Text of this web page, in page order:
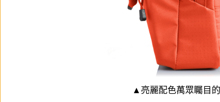
▲亮麗配色萬眾矚目